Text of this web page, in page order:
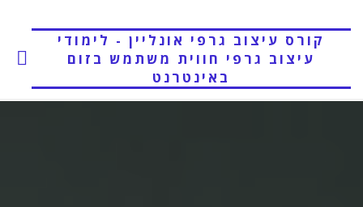
לתוכן
קורס עיצוב גרפי אונליין - לימודי
עיצוב גרפי חווית משתמש בזום
באינטרנט